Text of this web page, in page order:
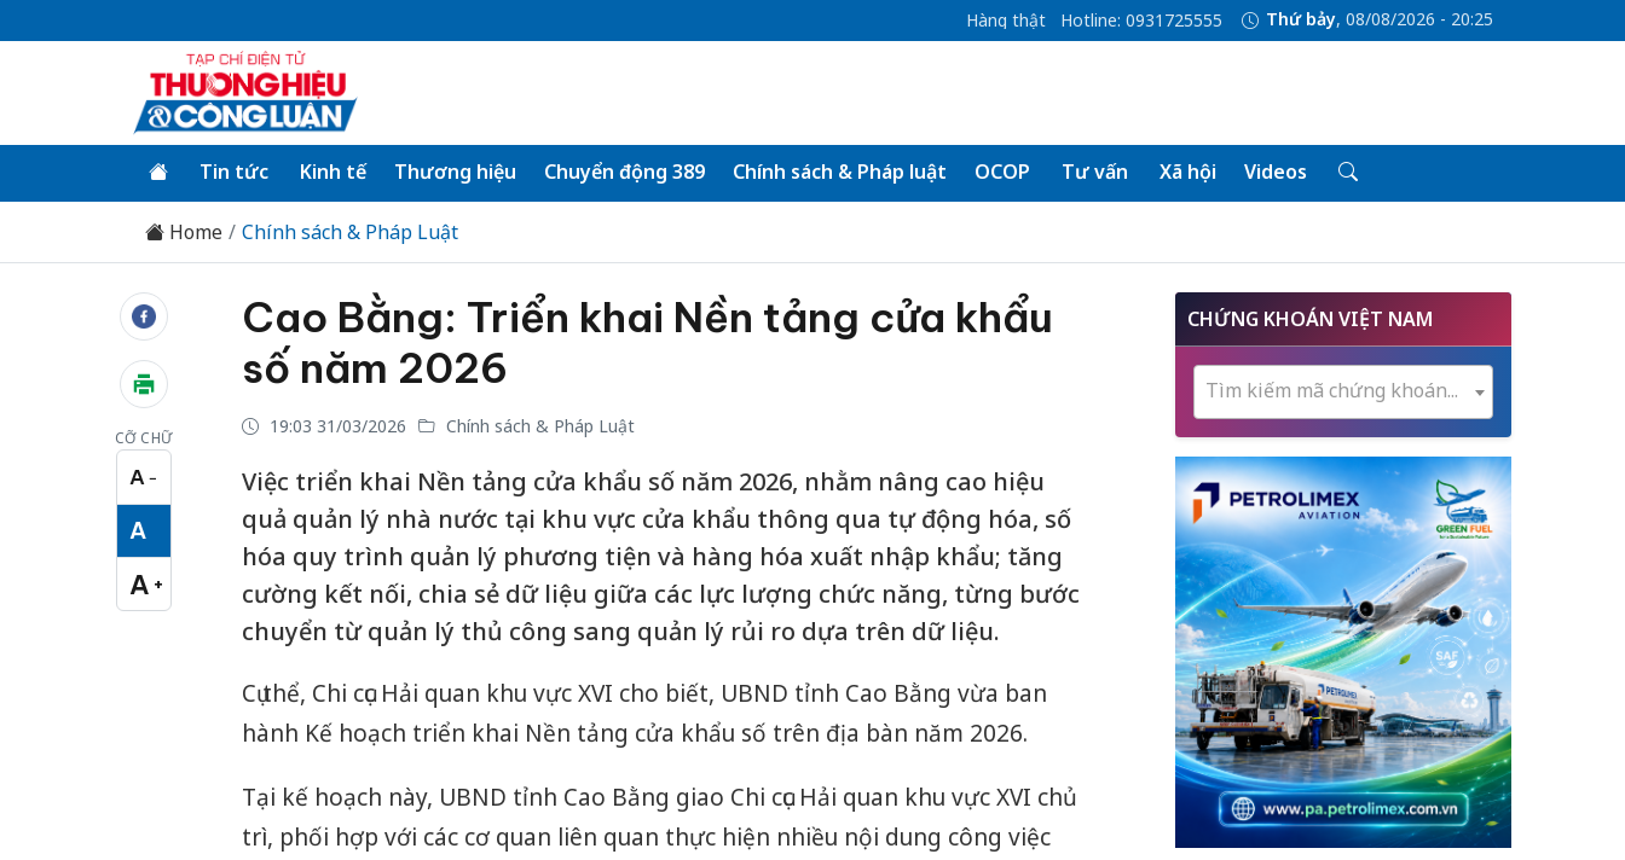
Hàng thật Hotline: 0931725555 Thứ bảy, 08/08/2026 - 20:25
Tin tức Kinh tế Thương hiệu Chuyển động 389 Chính sách & Pháp luật OCOP Tư vấn Xã hội Videos
Home Chính sách & Pháp Luật
CỠ CHỮ
A −
Cỡ chữ nhỏ
A
Cỡ chữ vừa
A +
Cỡ chữ lớn
Cao Bằng: Triển khai Nền tảng cửa khẩu
số năm 2026
19:03 31/03/2026 Chính sách & Pháp Luật
Việc triển khai Nền tảng cửa khẩu số năm 2026, nhằm nâng cao hiệu
quả quản lý nhà nước tại khu vực cửa khẩu thông qua tự động hóa, số
hóa quy trình quản lý phương tiện và hàng hóa xuất nhập khẩu; tăng
cường kết nối, chia sẻ dữ liệu giữa các lực lượng chức năng, từng bước
chuyển từ quản lý thủ công sang quản lý rủi ro dựa trên dữ liệu.
Cụ thể, Chi cục Hải quan khu vực XVI cho biết, UBND tỉnh Cao Bằng vừa ban
hành Kế hoạch triển khai Nền tảng cửa khẩu số trên địa bàn năm 2026.
Tại kế hoạch này, UBND tỉnh Cao Bằng giao Chi cục Hải quan khu vực XVI chủ
trì, phối hợp với các cơ quan liên quan thực hiện nhiều nội dung công việc
CHỨNG KHOÁN VIỆT NAM
Tìm kiếm mã chứng khoán...